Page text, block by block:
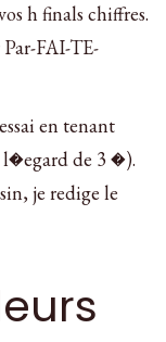
h finals chiffres.
FAI-TE-
en tenant
l�egard de 3 �).
je redige le